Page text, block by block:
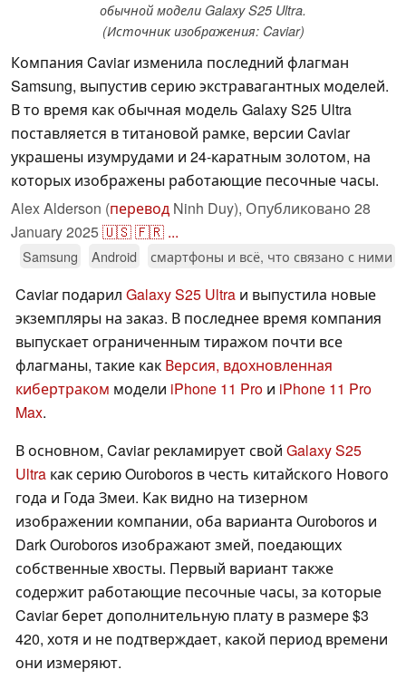
обычной модели Galaxy S25 Ultra.
(Источник изображения: Caviar)
Компания Caviar изменила последний флагман
Samsung, выпустив серию экстравагантных моделей.
В то время как обычная модель Galaxy S25 Ultra
поставляется в титановой рамке, версии Caviar
украшены изумрудами и 24-каратным золотом, на
которых изображены работающие песочные часы.
Alex Alderson (перевод Ninh Duy), Опубликовано 28
January 2025🇺🇸🇫🇷 ...
Samsung Android смартфоны и всё, что связано с ними
Caviar подарил Galaxy S25 Ultra и выпустила новые
экземпляры на заказ. В последнее время компания
выпускает ограниченным тиражом почти все
флагманы, такие как Версия, вдохновленная
кибертраком модели iPhone 11 Pro и iPhone 11 Pro
Max.
В основном, Caviar рекламирует свой Galaxy S25
Ultra как серию Ouroboros в честь китайского Нового
года и Года Змеи. Как видно на тизерном
изображении компании, оба варианта Ouroboros и
Dark Ouroboros изображают змей, поедающих
собственные хвосты. Первый вариант также
содержит работающие песочные часы, за которые
Caviar берет дополнительную плату в размере $3
420, хотя и не подтверждает, какой период времени
они измеряют.